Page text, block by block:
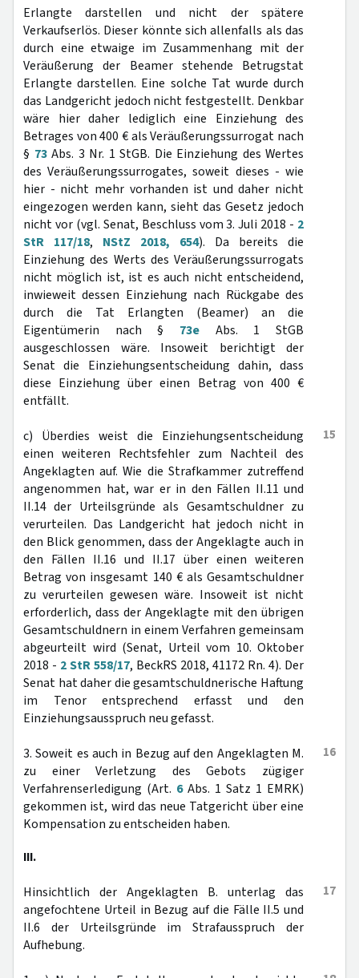
Erlangte darstellen und nicht der spätere
Verkaufserlös. Dieser könnte sich allenfalls als das
durch eine etwaige im Zusammenhang mit der
Veräußerung der Beamer stehende Betrugstat
Erlangte darstellen. Eine solche Tat wurde durch
das Landgericht jedoch nicht festgestellt. Denkbar
wäre hier daher lediglich eine Einziehung des
Betrages von 400 € als Veräußerungssurrogat nach
§ 73Abs. 3 Nr. 1 StGB. Die Einziehung des Wertes
des Veräußerungssurrogates, soweit dieses - wie
hier - nicht mehr vorhanden ist und daher nicht
eingezogen werden kann, sieht das Gesetz jedoch
nicht vor (vgl. Senat, Beschluss vom 3. Juli 2018 - 2
StR 117/18, NStZ 2018, 654). Da bereits die
Einziehung des Werts des Veräußerungssurrogats
nicht möglich ist, ist es auch nicht entscheidend,
inwieweit dessen Einziehung nach Rückgabe des
durch die Tat Erlangten (Beamer) an die
Eigentümerin nach § 73e Abs. 1 StGB
ausgeschlossen wäre. Insoweit berichtigt der
Senat die Einziehungsentscheidung dahin, dass
diese Einziehung über einen Betrag von 400 €
entfällt.
15
c) Überdies weist die Einziehungsentscheidung
einen weiteren Rechtsfehler zum Nachteil des
Angeklagten auf. Wie die Strafkammer zutreffend
angenommen hat, war er in den Fällen II.11 und
II.14 der Urteilsgründe als Gesamtschuldner zu
verurteilen. Das Landgericht hat jedoch nicht in
den Blick genommen, dass der Angeklagte auch in
den Fällen II.16 und II.17 über einen weiteren
Betrag von insgesamt 140 € als Gesamtschuldner
zu verurteilen gewesen wäre. Insoweit ist nicht
erforderlich, dass der Angeklagte mit den übrigen
Gesamtschuldnern in einem Verfahren gemeinsam
abgeurteilt wird (Senat, Urteil vom 10. Oktober
2018 - 2 StR 558/17, BeckRS 2018, 41172 Rn. 4). Der
Senat hat daher die gesamtschuldnerische Haftung
im Tenor entsprechend erfasst und den
Einziehungsausspruch neu gefasst.
16
3. Soweit es auch in Bezug auf den Angeklagten M.
zu einer Verletzung des Gebots zügiger
Verfahrenserledigung (Art. 6Abs. 1 Satz 1 EMRK)
gekommen ist, wird das neue Tatgericht über eine
Kompensation zu entscheiden haben.
III.
17
Hinsichtlich der Angeklagten B. unterlag das
angefochtene Urteil in Bezug auf die Fälle II.5 und
II.6 der Urteilsgründe im Strafausspruch der
Aufhebung.